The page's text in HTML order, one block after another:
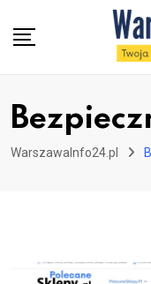
WarszawaInfo24.pl